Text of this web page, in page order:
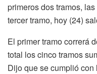
primeros dos tramos,
tercer tramo, hoy (24)
El primer tramo correrá
total los cinco tramos
Dijo que se cumplió